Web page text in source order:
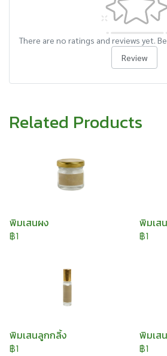
There are no ratings and reviews yet.
Review
Related Products
พิมเสนผง
฿1
พิมเส
฿1
พิมเสนลูกกลิ้ง
฿1
พิมเส
฿1